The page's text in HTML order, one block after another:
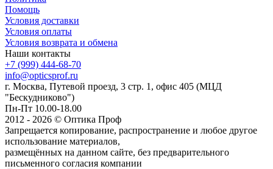
Помощь
Условия доставки
Условия оплаты
Условия возврата и обмена
Наши контакты
+7 (999) 444-68-70
info@opticsprof.ru
г. Москва, Путевой проезд, 3 стр. 1, офис 405 (МЦД
"Бескудниково")
Пн-Пт 10.00-18.00
2012 - 2026 © Оптика Проф
Запрещается копирование, распространение и любое другое
использование материалов,
размещённых на данном сайте, без предварительного
письменного согласия компании